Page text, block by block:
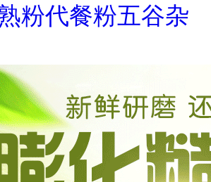
粉代餐粉五谷杂